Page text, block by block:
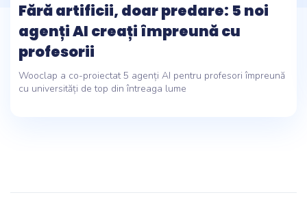
Fără artificii, doar predare: 5 noi
agenți AI creați împreună cu
profesorii
Wooclap a co-proiectat 5 agenți AI pentru profesori împreună
cu universități de top din întreaga lume